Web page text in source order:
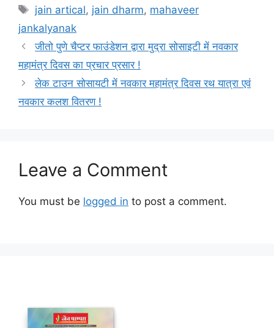
Tags
jain artical, jain dharm, mahaveer
jankalyanak
जीतो पुणे चैप्टर फाउंडेशन द्वारा मुद्रा सोसाइटी में नवकार
महामंत्र दिवस का प्रचार प्रसार !
लेक टाउन सोसायटी में नवकार महामंत्र दिवस रथ यात्रा एवं
नवकार कलश वितरण !
Leave a Comment
You must be logged in to post a comment.